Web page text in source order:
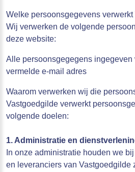
Welke persoonsgegevens
Wij verwerken de volgende
deze website:
Alle persoonsgegegens
vermelde e-mail adres
Waarom verwerken wij die
Vastgoedgilde verwerkt
volgende doelen:
1. Administratie en
In onze administratie houden we
en leveranciers van Vastgoedgilde